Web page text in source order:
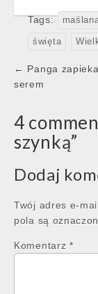
Tags:
święta
Post
navigation
← Panga
serem
4
szynką”
Dodaj
Twój adres e-
pola są
Komentarz *